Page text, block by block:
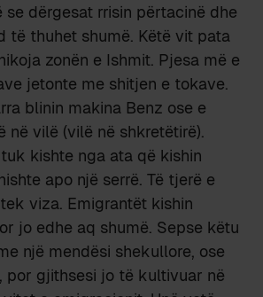
se dërgesat rrisin përtacinë dhe
të thuhet shumë. Këtë vit pata
zonën e Ishmit. Pjesa më e
jetonte me shitjen e tokave.
blinin makina Benz ose e
në vilë (vilë në shkretëtirë).
kishte nga ata që kishin
apo një serrë. Të tjerë e
viza. Emigrantët kishin
jo edhe aq shumë. Sepse këtu
një mendësi shekullore, ose
por gjithsesi jo të kultivuar në